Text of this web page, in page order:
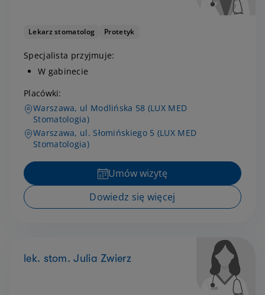
Lekarz stomatolog Protetyk
Specjalista przyjmuje:
W gabinecie
Placówki:
Warszawa, ul Modlińska 58 (LUX MED
Stomatologia)
Warszawa, ul. Słomińskiego 5 (LUX MED
Stomatologia)
Umów wizytę
Dowiedz się więcej
lek. stom. Julia Zwierz